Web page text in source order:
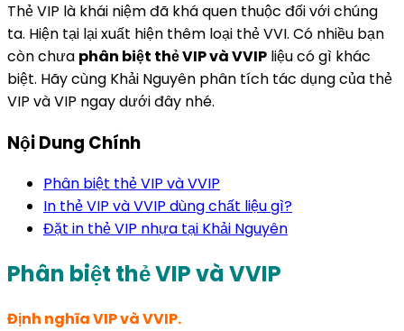
Thẻ VIP là khái niệm đã khá quen thuộc đối với chúng
ta. Hiện tại lại xuất hiện thêm loại thẻ VVI. Có nhiều bạn
còn chưa phân biệt thẻ VIP và VVIP liệu có gì khác
biệt. Hãy cùng Khải Nguyên phân tích tác dụng của thẻ
VIP và VIP ngay dưới đây nhé.
Nội Dung Chính
Phân biệt thẻ VIP và VVIP
In thẻ VIP và VVIP dùng chất liệu gì?
Đặt in thẻ VIP nhựa tại Khải Nguyên
Phân biệt thẻ VIP và VVIP
Định nghĩa VIP và VVIP.